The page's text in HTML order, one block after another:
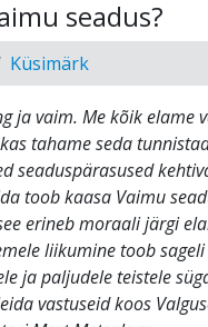
seadus?
Küsimärk
ja vaim. Me kõik elame
tahame seda
seaduspärasused
toob kaasa Vaimu
erineb moraali järgi
liikumine toob
ja paljudele teistele
vastuseid koos